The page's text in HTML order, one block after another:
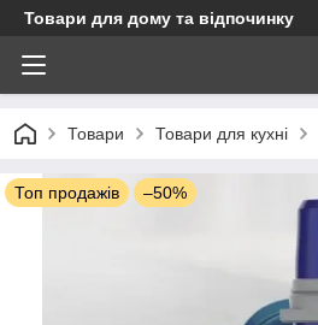
Товари для дому та відпочинку
Товари Товари для кухні
Топ продажів –50%